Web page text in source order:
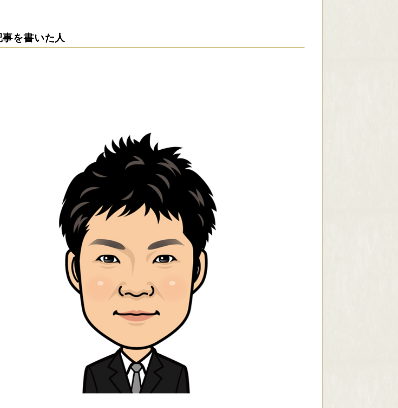
事を書いた人